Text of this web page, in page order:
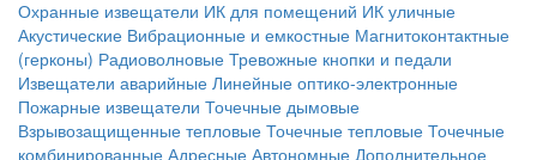
Охранные извещатели ИК для помещений ИК уличные
Акустические Вибрационные и емкостные Магнитоконтактные
(герконы) Радиоволновые Тревожные кнопки и педали
Извещатели аварийные Линейные оптико-электронные
Пожарные извещатели Точечные дымовые
Взрывозащищенные тепловые Точечные тепловые Точечные
комбинированные Адресные Автономные Дополнительное